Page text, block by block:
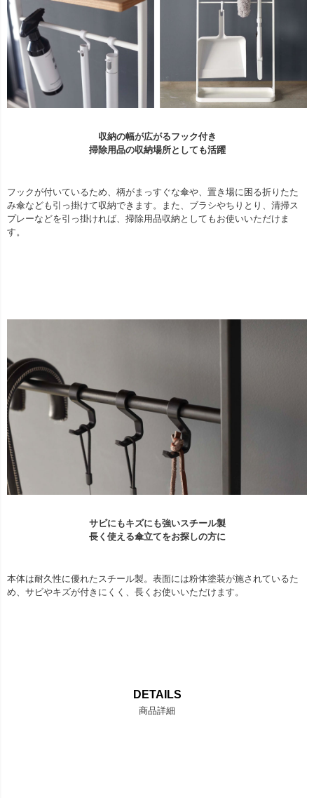
収納の幅が広がるフック付き
掃除用品の収納場所としても活躍
フックが付いているため、柄がまっすぐな傘や、置き場に困る折りたた
み傘なども引っ掛けて収納できます。また、ブラシやちりとり、清掃ス
プレーなどを引っ掛ければ、掃除用品収納としてもお使いいただけま
す。
サビにもキズにも強いスチール製
長く使える傘立てをお探しの方に
本体は耐久性に優れたスチール製。表面には粉体塗装が施されているた
め、サビやキズが付きにくく、長くお使いいただけます。
DETAILS
商品詳細